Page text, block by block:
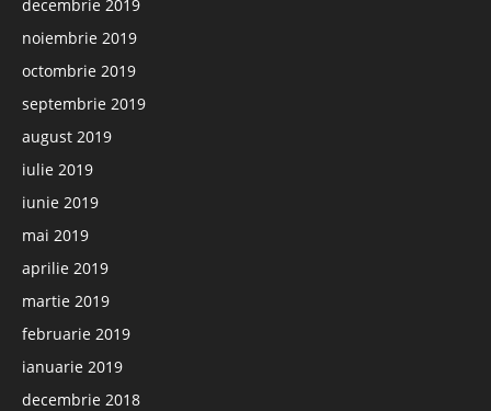
decembrie 2019
noiembrie 2019
octombrie 2019
septembrie 2019
august 2019
iulie 2019
iunie 2019
mai 2019
aprilie 2019
martie 2019
februarie 2019
ianuarie 2019
decembrie 2018